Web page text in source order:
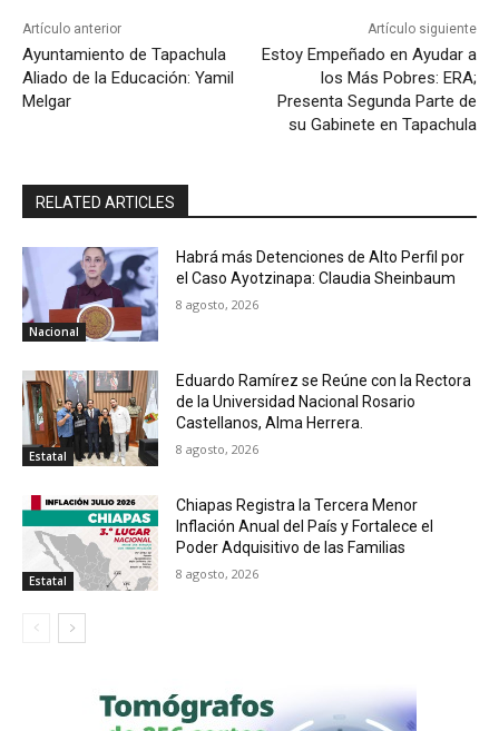
Artículo anterior
Ayuntamiento de Tapachula
Aliado de la Educación: Yamil
Melgar
Artículo siguiente
Estoy Empeñado en Ayudar a
los Más Pobres: ERA;
Presenta Segunda Parte de
su Gabinete en Tapachula
RELATED ARTICLES
Nacional
Habrá más Detenciones de Alto Perfil por
el Caso Ayotzinapa: Claudia Sheinbaum
8 agosto, 2026
Estatal
Eduardo Ramírez se Reúne con la Rectora
de la Universidad Nacional Rosario
Castellanos, Alma Herrera.
8 agosto, 2026
Estatal
Chiapas Registra la Tercera Menor
Inflación Anual del País y Fortalece el
Poder Adquisitivo de las Familias
8 agosto, 2026